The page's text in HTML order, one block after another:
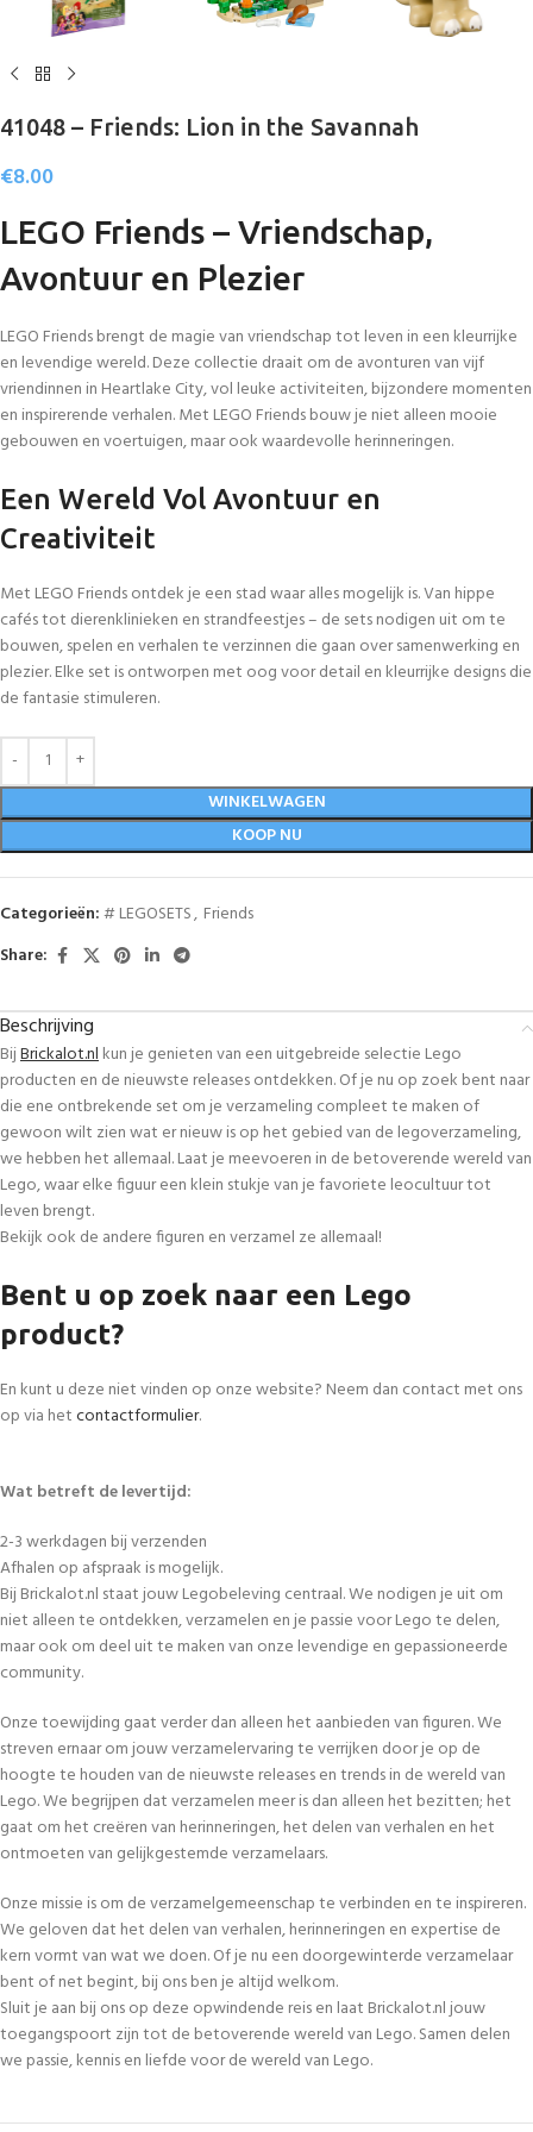
41048 – Friends: Lion in the Savannah
€8.00
LEGO Friends – Vriendschap,
Avontuur en Plezier
LEGO Friends brengt de magie van vriendschap tot leven in een kleurrijke
en levendige wereld. Deze collectie draait om de avonturen van vijf
vriendinnen in Heartlake City, vol leuke activiteiten, bijzondere momenten
en inspirerende verhalen. Met LEGO Friends bouw je niet alleen mooie
gebouwen en voertuigen, maar ook waardevolle herinneringen.
Een Wereld Vol Avontuur en
Creativiteit
Met LEGO Friends ontdek je een stad waar alles mogelijk is. Van hippe
cafés tot dierenklinieken en strandfeestjes – de sets nodigen uit om te
bouwen, spelen en verhalen te verzinnen die gaan over samenwerking en
plezier. Elke set is ontworpen met oog voor detail en kleurrijke designs die
de fantasie stimuleren.
WINKELWAGEN
KOOP NU
Categorieën:# LEGOSETS, Friends
Share:
Beschrijving
BijBrickalot.nlkun je genieten van een uitgebreide selectie Lego
producten en de nieuwste releases ontdekken. Of je nu op zoek bent naar
die ene ontbrekende set om je verzameling compleet te maken of
gewoon wilt zien wat er nieuw is op het gebied van de legoverzameling,
we hebben het allemaal. Laat je meevoeren in de betoverende wereld van
Lego, waar elke figuur een klein stukje van je favoriete leocultuur tot
leven brengt.
Bekijk ook de andere figuren en verzamel ze allemaal!
Bent u op zoek naar een Lego
product?
En kunt u deze niet vinden op onze website? Neem dan contact met ons
op via hetcontactformulier.
Wat betreft de levertijd:
2-3 werkdagen bij verzenden
Afhalen op afspraak is mogelijk.
Bij Brickalot.nl staat jouw Legobeleving centraal. We nodigen je uit om
niet alleen te ontdekken, verzamelen en je passie voor Lego te delen,
maar ook om deel uit te maken van onze levendige en gepassioneerde
community.
Onze toewijding gaat verder dan alleen het aanbieden van figuren. We
streven ernaar om jouw verzamelervaring te verrijken door je op de
hoogte te houden van de nieuwste releases en trends in de wereld van
Lego. We begrijpen dat verzamelen meer is dan alleen het bezitten; het
gaat om het creëren van herinneringen, het delen van verhalen en het
ontmoeten van gelijkgestemde verzamelaars.
Onze missie is om de verzamelgemeenschap te verbinden en te inspireren.
We geloven dat het delen van verhalen, herinneringen en expertise de
kern vormt van wat we doen. Of je nu een doorgewinterde verzamelaar
bent of net begint, bij ons ben je altijd welkom.
Sluit je aan bij ons op deze opwindende reis en laat Brickalot.nl jouw
toegangspoort zijn tot de betoverende wereld van Lego. Samen delen
we passie, kennis en liefde voor de wereld van Lego.